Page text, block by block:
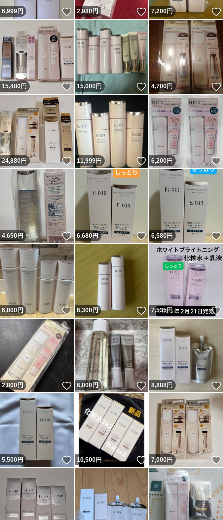
6,999円 いいね！
2,980円 いいね！
7,200円
15,480円 いいね！
15,000円 いいね！
4,700円
24,880円 いいね！
11,999円 いいね！
6,200円
4,650円 いいね！
6,680円 いいね！
6,580円
6,800円 いいね！
6,300円 いいね！
7,535円
2,800円 いいね！
6,000円 いいね！
8,888円
5,500円 いいね！
10,500円 いいね！
7,000円